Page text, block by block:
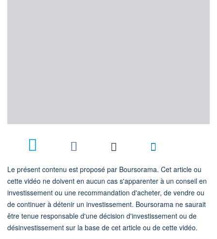
Le présent contenu est proposé par Boursorama. Cet article ou
cette vidéo ne doivent en aucun cas s'apparenter à un conseil en
investissement ou une recommandation d'acheter, de vendre ou
de continuer à détenir un investissement. Boursorama ne saurait
être tenue responsable d'une décision d'investissement ou de
désinvestissement sur la base de cet article ou de cette vidéo.